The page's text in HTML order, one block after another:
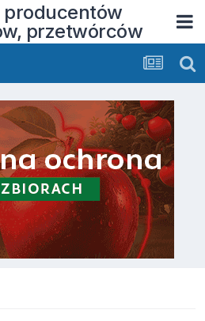
producentów
przetwórców